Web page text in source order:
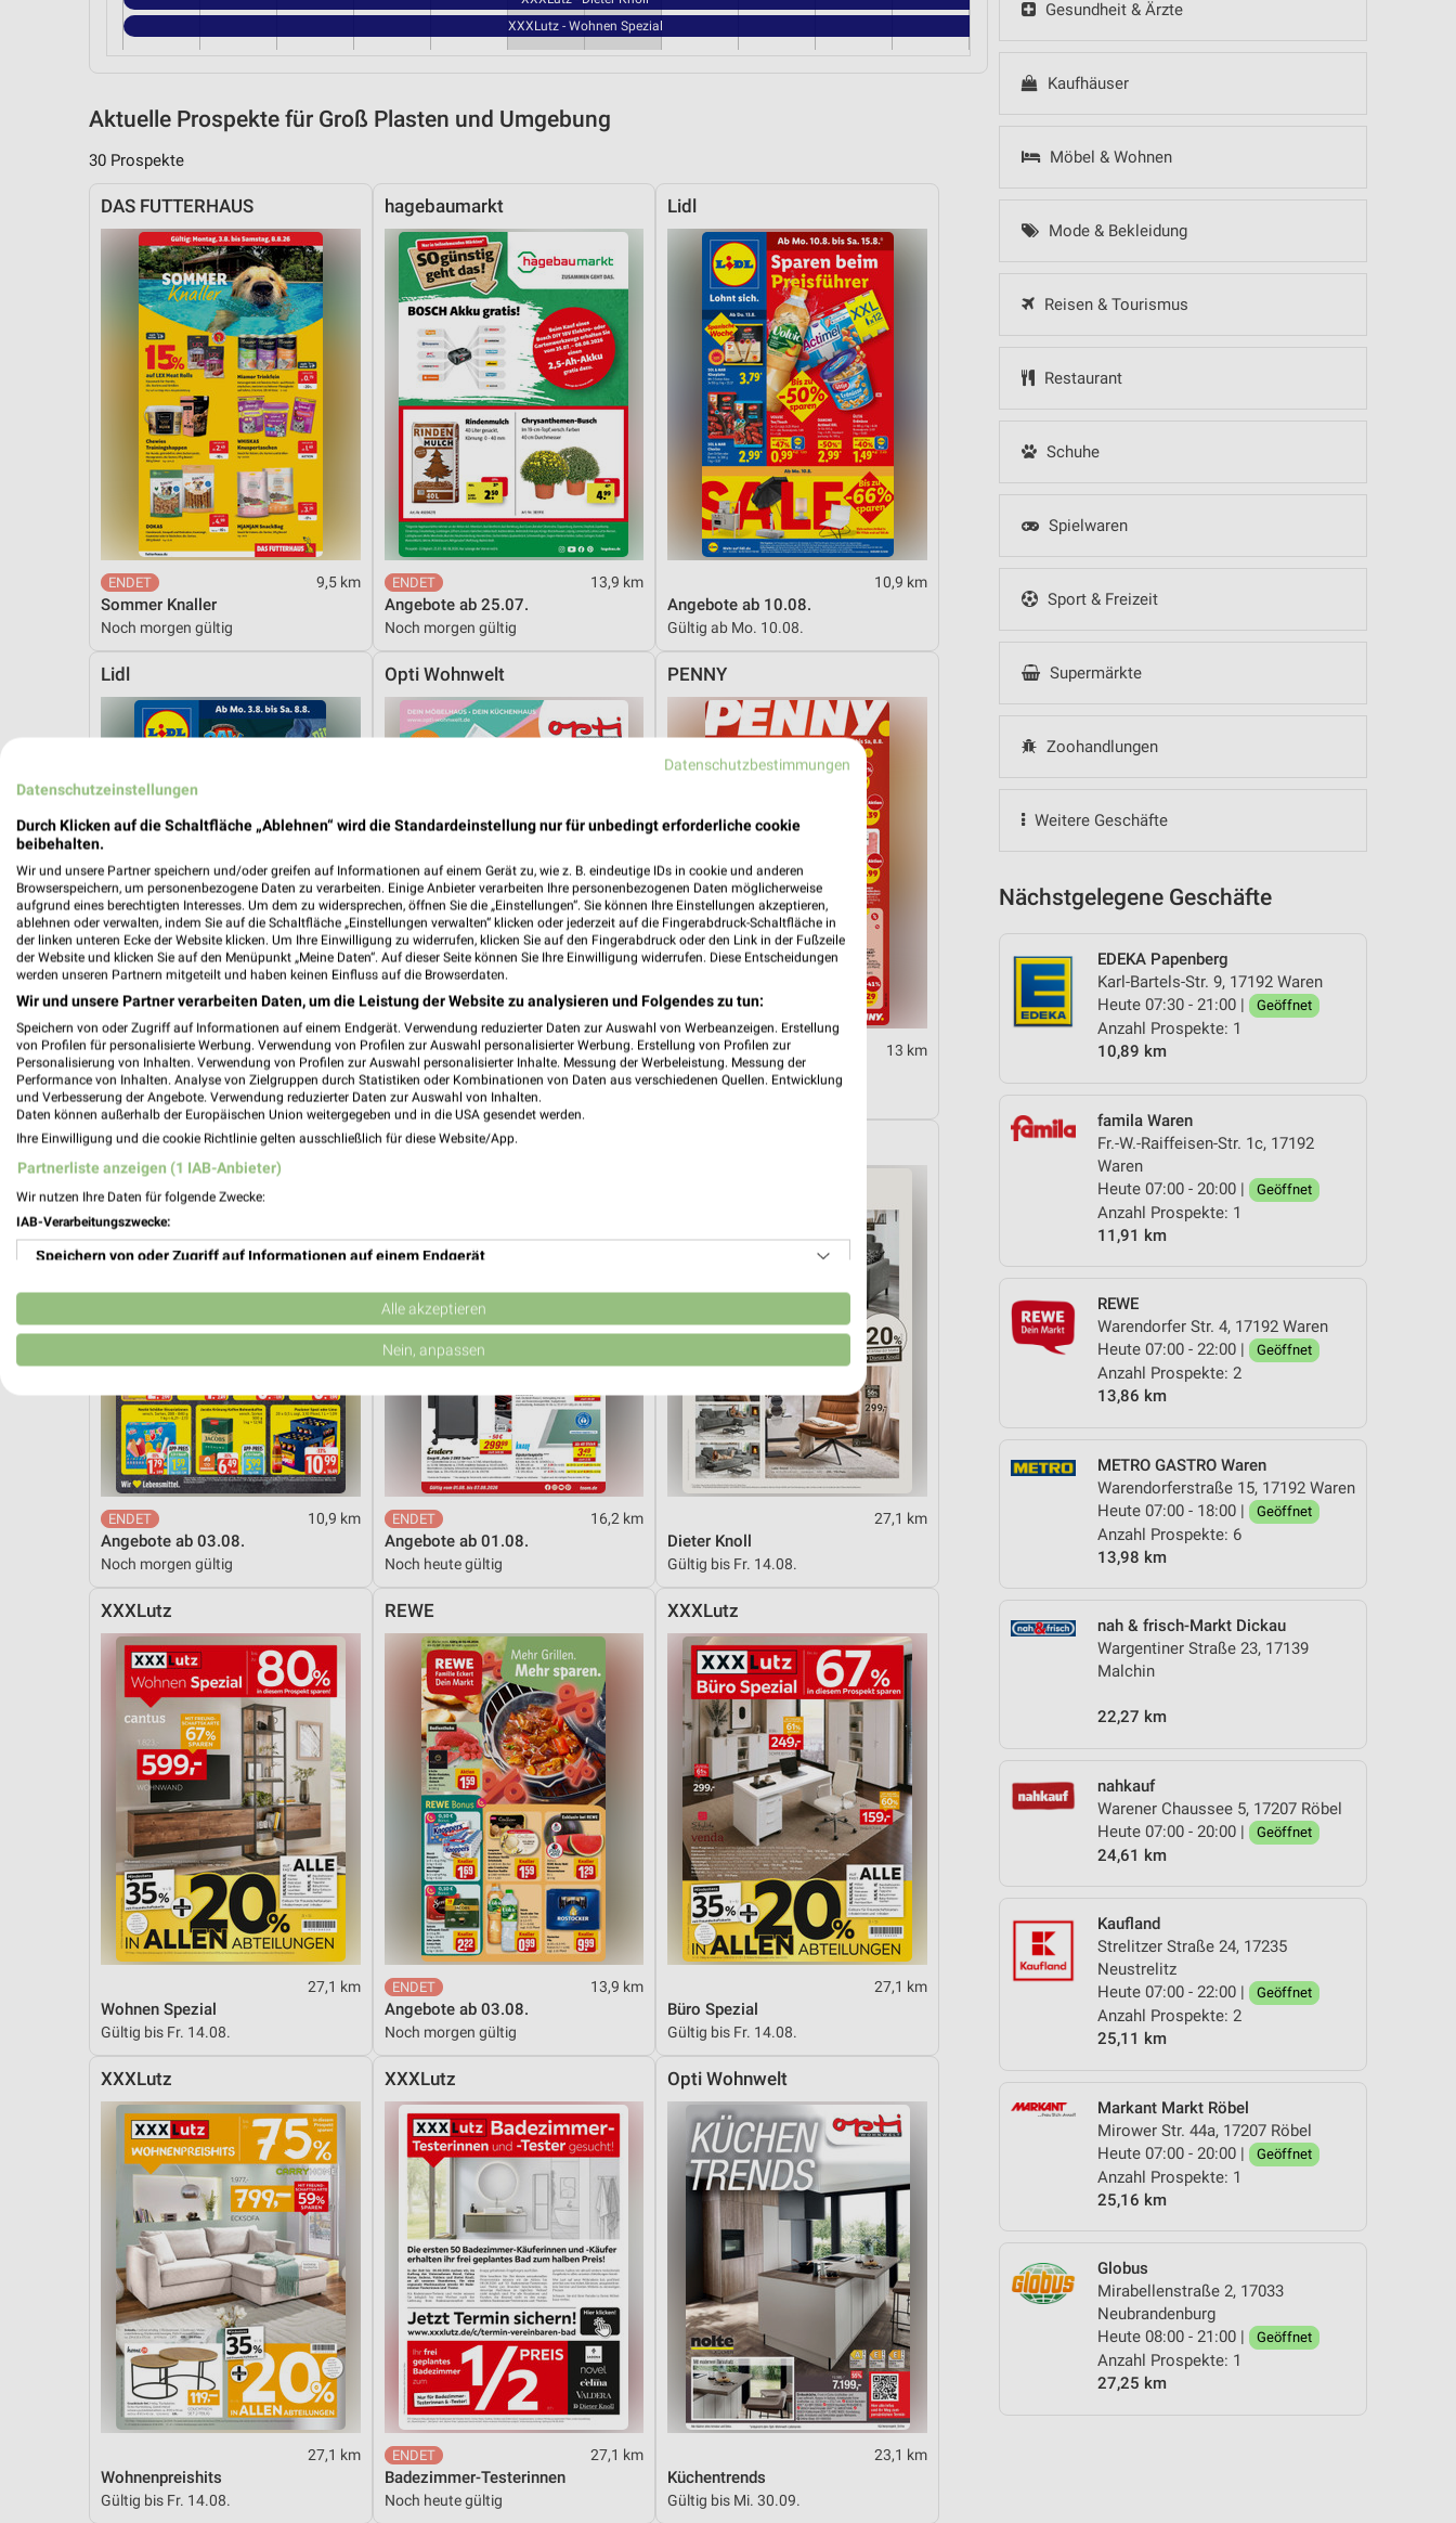
Gesundheit & Ärzte
Kaufhäuser
Möbel & Wohnen
Mode & Bekleidung
Reisen & Tourismus
Restaurant
Schuhe
Spielwaren
Sport & Freizeit
Supermärkte
Zoohandlungen
Weitere Geschäfte
Nächstgelegene Geschäfte
EDEKA Papenberg
Karl-Bartels-Str. 9, 17192 Waren
Heute 07:30 - 21:00 |
Geöffnet
Anzahl Prospekte: 1
10,89 km
famila Waren
Fr.-W.-Raiffeisen-Str. 1c, 17192
Waren
Heute 07:00 - 20:00 |
Geöffnet
Anzahl Prospekte: 1
11,91 km
REWE
Warendorfer Str. 4, 17192 Waren
Heute 07:00 - 22:00 |
Geöffnet
Anzahl Prospekte: 2
13,86 km
METRO GASTRO Waren
Warendorferstraße 15, 17192 Waren
Heute 07:00 - 18:00 |
Geöffnet
Anzahl Prospekte: 6
13,98 km
nah & frisch-Markt Dickau
Wargentiner Straße 23, 17139
Malchin
22,27 km
nahkauf
Warener Chaussee 5, 17207 Röbel
Heute 07:00 - 20:00 |
Geöffnet
24,61 km
Kaufland
Strelitzer Straße 24, 17235
Neustrelitz
Heute 07:00 - 22:00 |
Geöffnet
Anzahl Prospekte: 2
25,11 km
Markant Markt Röbel
Mirower Str. 44a, 17207 Röbel
Heute 07:00 - 20:00 |
Geöffnet
Anzahl Prospekte: 1
25,16 km
Globus
Mirabellenstraße 2, 17033
Neubrandenburg
Heute 08:00 - 21:00 |
Geöffnet
Anzahl Prospekte: 1
27,25 km
XXXLutz - Wohnen Spezial
Aktuelle Prospekte für Groß Plasten und Umgebung
30 Prospekte
DAS FUTTERHAUS
9,5 km
Sommer Knaller
Noch morgen gültig
hagebaumarkt
13,9 km
Angebote ab 25.07.
Noch morgen gültig
Lidl
10,9 km
Angebote ab 10.08.
Gültig ab Mo. 10.08.
Lidl
10,9 km
Angebote ab 03.08.
Noch morgen gültig
Opti Wohnwelt
23,1 km
Hot Sommer Sale
Gültig bis Sa. 29.08.
PENNY
13 km
Angebote ab 03.08.
EDEKA
10,9 km
Angebote ab 03.08.
Noch morgen gültig
toom Baumarkt
16,2 km
Angebote ab 01.08.
Noch heute gültig
27,1 km
Dieter Knoll
Gültig bis Fr. 14.08.
XXXLutz
27,1 km
Wohnen Spezial
Gültig bis Fr. 14.08.
REWE
13,9 km
Angebote ab 03.08.
Noch morgen gültig
XXXLutz
27,1 km
Büro Spezial
Gültig bis Fr. 14.08.
XXXLutz
27,1 km
Wohnenpreishits
Gültig bis Fr. 14.08.
XXXLutz
27,1 km
Badezimmer-Testerinnen
Noch heute gültig
Opti Wohnwelt
23,1 km
Küchentrends
Gültig bis Mi. 30.09.
Datenschutzbestimmungen
Datenschutzeinstellungen
Durch Klicken auf die Schaltfläche „Ablehnen“ wird die Standardeinstellung nur für unbedingt erforderliche cookie
beibehalten.
Wir und unsere Partner speichern und/oder greifen auf Informationen auf einem Gerät zu, wie z. B. eindeutige IDs in cookie und anderen
Browserspeichern, um personenbezogene Daten zu verarbeiten. Einige Anbieter verarbeiten Ihre personenbezogenen Daten möglicherweise
aufgrund eines berechtigten Interesses. Um dem zu widersprechen, öffnen Sie die „Einstellungen“. Sie können Ihre Einstellungen akzeptieren,
ablehnen oder verwalten, indem Sie auf die Schaltfläche „Einstellungen verwalten“ klicken oder jederzeit auf die Fingerabdruck-Schaltfläche in
der linken unteren Ecke der Website klicken. Um Ihre Einwilligung zu widerrufen, klicken Sie auf den Fingerabdruck oder den Link in der Fußzeile
der Website und klicken Sie auf den Menüpunkt „Meine Daten“. Auf dieser Seite können Sie Ihre Einwilligung widerrufen. Diese Entscheidungen
werden unseren Partnern mitgeteilt und haben keinen Einfluss auf die Browserdaten.
Wir und unsere Partner verarbeiten Daten, um die Leistung der Website zu analysieren und Folgendes zu tun:
Speichern von oder Zugriff auf Informationen auf einem Endgerät. Verwendung reduzierter Daten zur Auswahl von Werbeanzeigen. Erstellung
von Profilen für personalisierte Werbung. Verwendung von Profilen zur Auswahl personalisierter Werbung. Erstellung von Profilen zur
Personalisierung von Inhalten. Verwendung von Profilen zur Auswahl personalisierter Inhalte. Messung der Werbeleistung. Messung der
Performance von Inhalten. Analyse von Zielgruppen durch Statistiken oder Kombinationen von Daten aus verschiedenen Quellen. Entwicklung
und Verbesserung der Angebote. Verwendung reduzierter Daten zur Auswahl von Inhalten.
Daten können außerhalb der Europäischen Union weitergegeben und in die USA gesendet werden.
Ihre Einwilligung und die cookie Richtlinie gelten ausschließlich für diese Website/App.
Partnerliste anzeigen (1 IAB-Anbieter)
Wir nutzen Ihre Daten für folgende Zwecke:
IAB-Verarbeitungszwecke:
Speichern von oder Zugriff auf Informationen auf einem Endgerät
Verwendung reduzierter Daten zur Auswahl von Werbeanzeigen
Erstellung von Profilen für personalisierte Werbung
Erstellung von Profilen zur Personalisierung von Inhalten
Verwendung von Profilen zur Auswahl personalisierter Inhalte
Messung der Werbeleistung
Messung der Performance von Inhalten
Analyse von Zielgruppen durch Statistiken oder Kombinationen von Daten aus verschiedenen
Entwicklung und Verbesserung der Angebote
Verwendung reduzierter Daten zur Auswahl von Inhalten
IAB-Besonderheiten:
Verwendung genauer Standortdaten
Geräte anhand von aktiv angeforderten Informationen identifizieren
Nicht-IAB-Verarbeitungszwecke:
Performance
Alle akzeptieren
Nein, anpassen